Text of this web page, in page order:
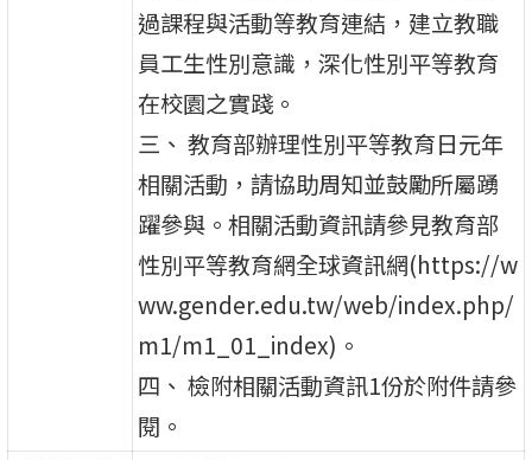
過課程與活動等教育連結，建立教職
員工生性別意識，深化性別平等教育
在校園之實踐。
三、 教育部辦理性別平等教育日元年
相關活動，請協助周知並鼓勵所屬踴
躍參與。相關活動資訊請參見教育部
性別平等教育網全球資訊網(https://w
ww.gender.edu.tw/web/index.php/
m1/m1_01_index)。
四、 檢附相關活動資訊1份於附件請參
閱。